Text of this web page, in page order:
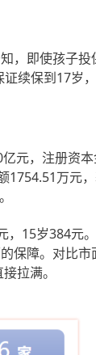
，即使孩子投
续保到17岁
元，注册资
1754.51万元
，15岁384元
保障。对比市
拉满。